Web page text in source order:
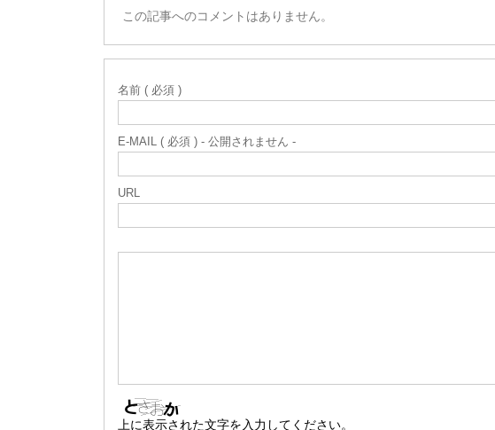
この記事へのコメントはありません。
名前 ( 必須 )
E-MAIL ( 必須 ) - 公開されません -
URL
上に表示された文字を入力してください。